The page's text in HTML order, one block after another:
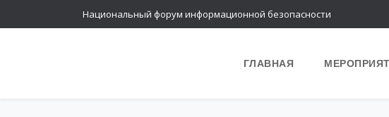
Национальный форум информационной безопасности
ГЛАВНАЯ